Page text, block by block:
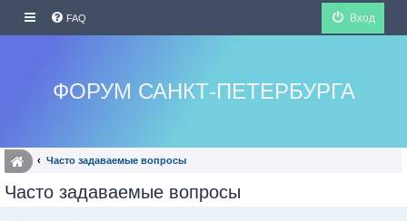
FAQ Вход
ФОРУМ САНКТ-ПЕТЕРБУРГА
Часто задаваемые вопросы
Часто задаваемые вопросы